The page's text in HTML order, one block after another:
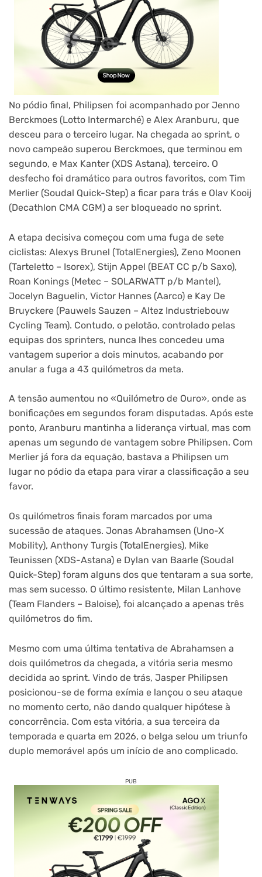
No pódio final, Philipsen foi acompanhado por Jenno
Berckmoes (Lotto Intermarché) e Alex Aranburu, que
desceu para o terceiro lugar. Na chegada ao sprint, o
novo campeão superou Berckmoes, que terminou em
segundo, e Max Kanter (XDS Astana), terceiro. O
desfecho foi dramático para outros favoritos, com Tim
Merlier (Soudal Quick-Step) a ficar para trás e Olav Kooij
(Decathlon CMA CGM) a ser bloqueado no sprint.
A etapa decisiva começou com uma fuga de sete
ciclistas: Alexys Brunel (TotalEnergies), Zeno Moonen
(Tarteletto – Isorex), Stijn Appel (BEAT CC p/b Saxo),
Roan Konings (Metec – SOLARWATT p/b Mantel),
Jocelyn Baguelin, Victor Hannes (Aarco) e Kay De
Bruyckere (Pauwels Sauzen – Altez Industriebouw
Cycling Team). Contudo, o pelotão, controlado pelas
equipas dos sprinters, nunca lhes concedeu uma
vantagem superior a dois minutos, acabando por
anular a fuga a 43 quilómetros da meta.
A tensão aumentou no «Quilómetro de Ouro», onde as
bonificações em segundos foram disputadas. Após este
ponto, Aranburu mantinha a liderança virtual, mas com
apenas um segundo de vantagem sobre Philipsen. Com
Merlier já fora da equação, bastava a Philipsen um
lugar no pódio da etapa para virar a classificação a seu
favor.
Os quilómetros finais foram marcados por uma
sucessão de ataques. Jonas Abrahamsen (Uno-X
Mobility), Anthony Turgis (TotalEnergies), Mike
Teunissen (XDS-Astana) e Dylan van Baarle (Soudal
Quick-Step) foram alguns dos que tentaram a sua sorte,
mas sem sucesso. O último resistente, Milan Lanhove
(Team Flanders – Baloise), foi alcançado a apenas três
quilómetros do fim.
Mesmo com uma última tentativa de Abrahamsen a
dois quilómetros da chegada, a vitória seria mesmo
decidida ao sprint. Vindo de trás, Jasper Philipsen
posicionou-se de forma exímia e lançou o seu ataque
no momento certo, não dando qualquer hipótese à
concorrência. Com esta vitória, a sua terceira da
temporada e quarta em 2026, o belga selou um triunfo
duplo memorável após um início de ano complicado.
PUB